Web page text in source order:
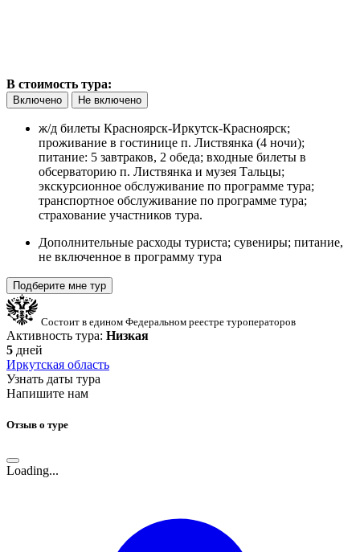
В стоимость тура:
Включено Не включено
ж/д билеты Красноярск-Иркутск-Красноярск;
проживание в гостинице п. Листвянка (4 ночи);
питание: 5 завтраков, 2 обеда; входные билеты в
обсерваторию п. Листвянка и музея Тальцы;
экскурсионное обслуживание по программе тура;
транспортное обслуживание по программе тура;
страхование участников тура.
Дополнительные расходы туриста; сувениры; питание,
не включенное в программу тура
Подберите мне тур
Состоит в едином Федеральном реестре туроператоров
Активность тура: Низкая
5 дней
Иркутская область
Узнать даты тура
Напишите нам
Отзыв о туре
Loading...